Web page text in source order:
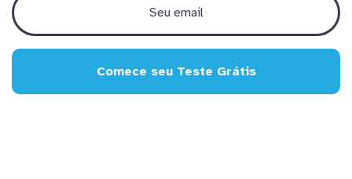
Comece seu Teste Grátis